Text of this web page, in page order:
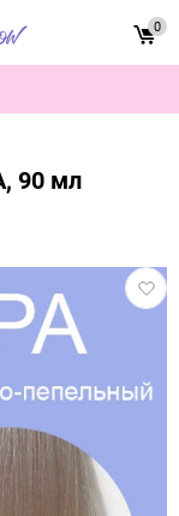
0
90 мл
в